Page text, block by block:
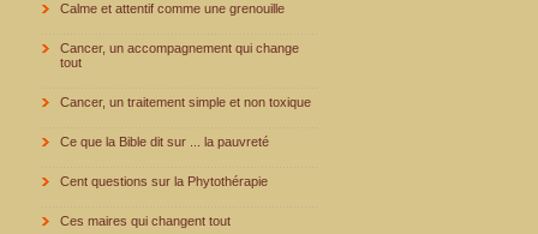
Calme et attentif comme une grenouille
Cancer, un accompagnement qui change
tout
Cancer, un traitement simple et non toxique
Ce que la Bible dit sur ... la pauvreté
Cent questions sur la Phytothérapie
Ces maires qui changent tout